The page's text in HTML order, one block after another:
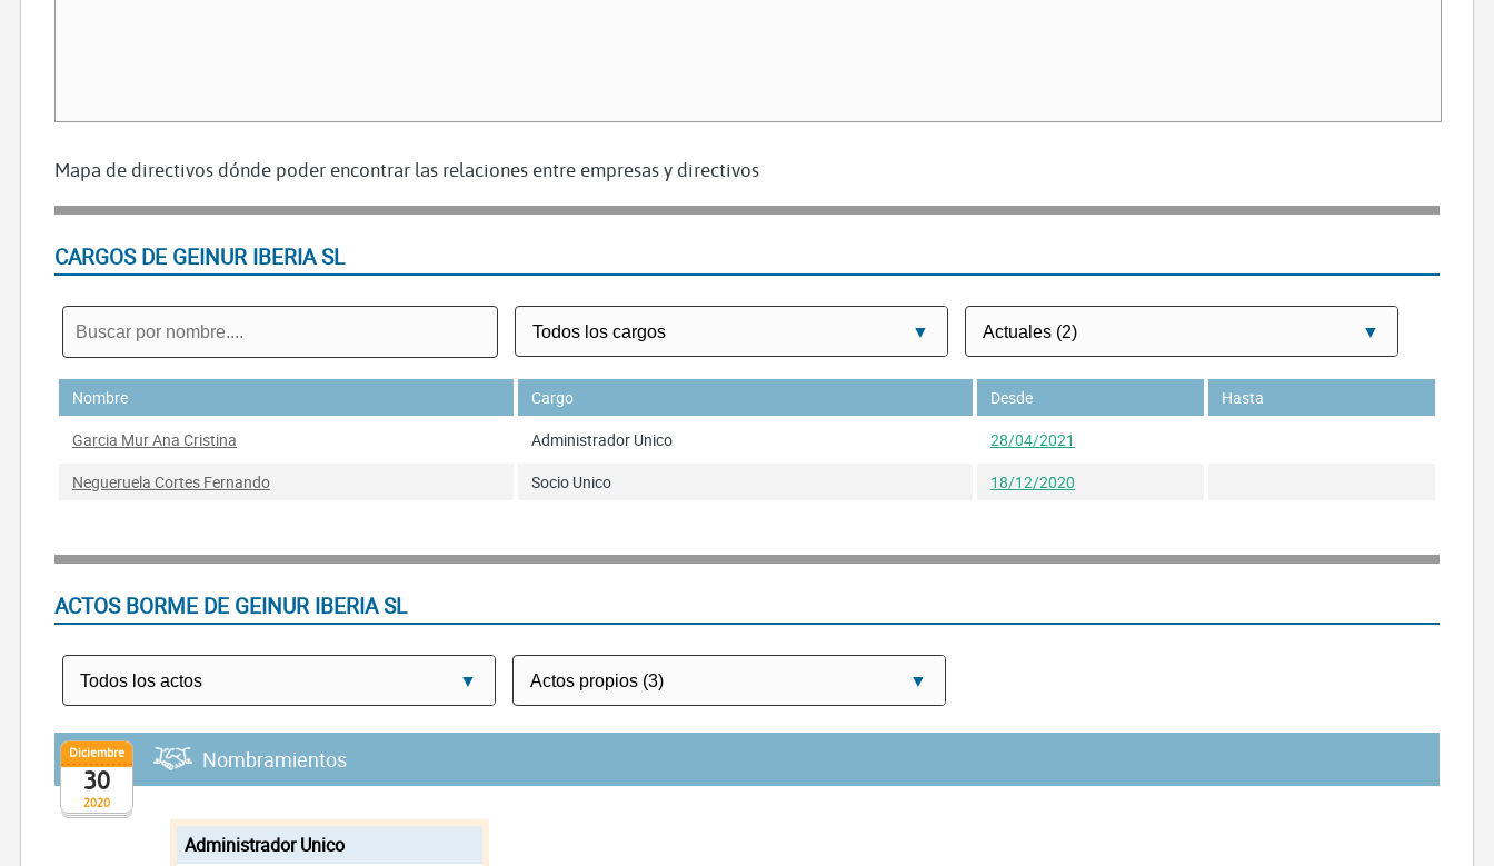
Mapa de directivos dónde poder encontrar las relaciones entre empresas y directivos
CARGOS DE GEINUR IBERIA SL
Nombre Cargo Desde
Hasta
Garcia Mur Ana Cristina
Administrador Unico
28/04/2021
Negueruela Cortes Fernando
Socio Unico 18/12/2020
ACTOS BORME DE GEINUR IBERIA SL
2020
Diciembre
30
Nombramientos
Administrador Unico